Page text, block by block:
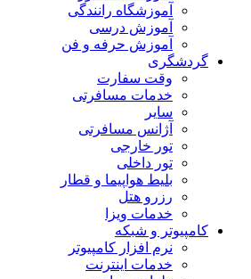
آموزشگاه رانندگی
آموزش درسی
آموزش حرفه و فن
گردشگری
وقت سفارت
خدمات مسافرتی
سایر
آژانس مسافرتی
تور خارجی
تور داخلی
بلیط هواپیما و قطار
رزرو هتل
خدمات ویزا
کامپیوتر و شبکه
نرم افزار کامپیوتر
خدمات اینترنت